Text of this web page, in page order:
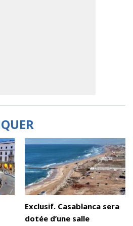
Exclusif. Casablanca sera
dotée d’une salle